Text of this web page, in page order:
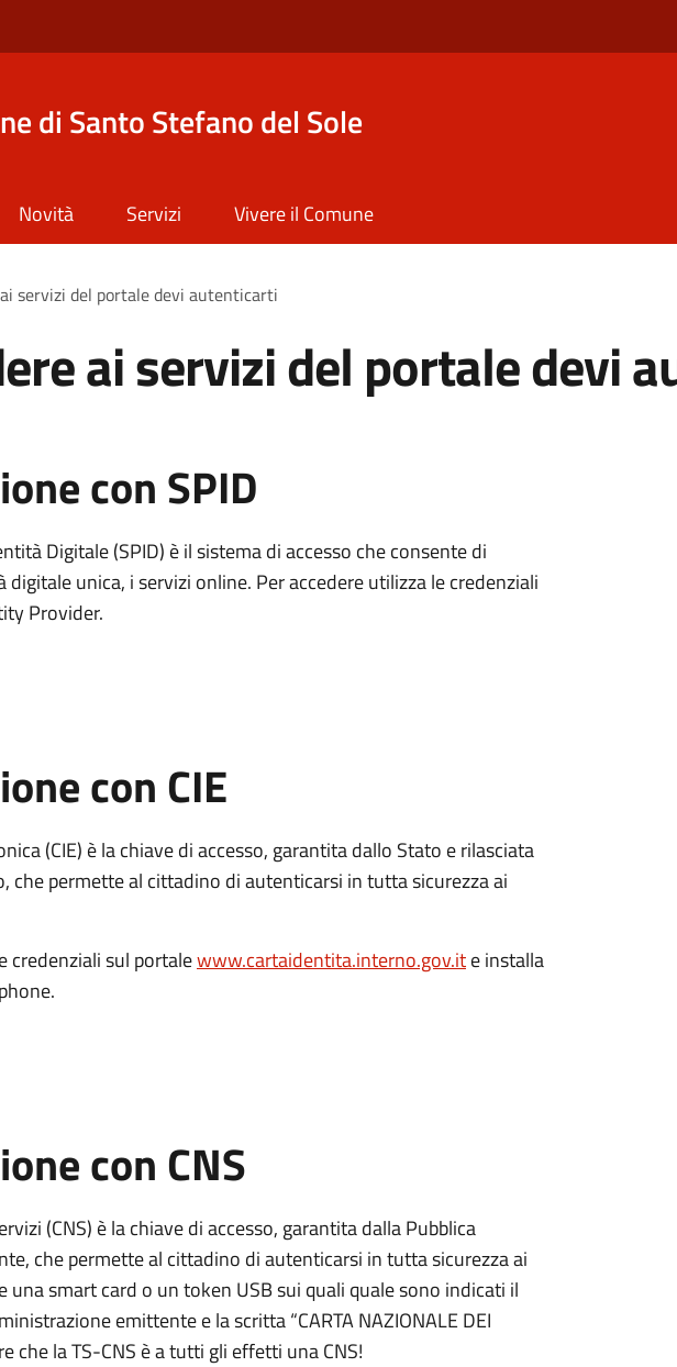
di Santo Stefano del Sole
Novità Servizi Vivere il Comune
pane
servizi del portale devi autenticarti
ai servizi del portale devi
con SPID
Digitale (SPID) è il sistema di accesso che consente di
unica, i servizi online. Per accedere utilizza le credenziali
Provider.
con CIE
(CIE) è la chiave di accesso, garantita dallo Stato e rilasciata
che permette al cittadino di autenticarsi in tutta sicurezza ai
credenziali sul portalewww.cartaidentita.interno.gov.ite installa
con CNS
(CNS) è la chiave di accesso, garantita dalla Pubblica
che permette al cittadino di autenticarsi in tutta sicurezza ai
una smart card o un token USB sui quali quale sono indicati il
emittente e la scritta “CARTA NAZIONALE DEI
che la TS-CNS è a tutti gli effetti una CNS!